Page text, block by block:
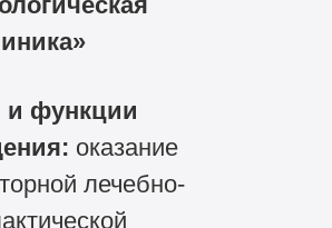
и функции
оказание
лечебно-